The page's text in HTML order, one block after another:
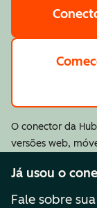
O conector da
versões web,
Já usou o
Fale sobre